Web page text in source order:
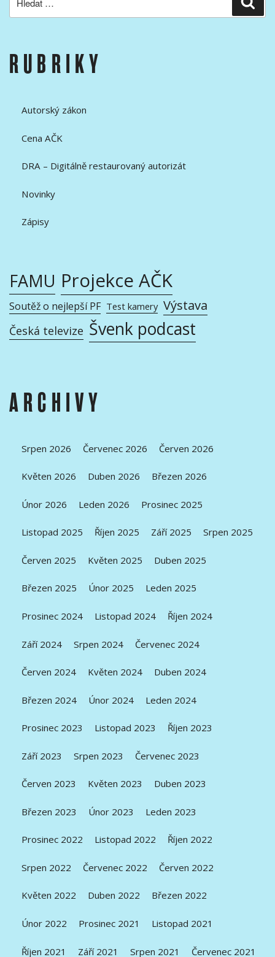
RUBRIKY
Autorský zákon
Cena AČK
DRA – Digitálně restaurovaný autorizát
Novinky
Zápisy
FAMU Projekce AČK
Soutěž o nejlepší PF Test kamery Výstava
Česká televize Švenk podcast
ARCHIVY
Srpen 2026 Červenec 2026 Červen 2026
Květen 2026 Duben 2026 Březen 2026
Únor 2026 Leden 2026 Prosinec 2025
Listopad 2025 Říjen 2025 Září 2025 Srpen 2025
Červen 2025 Květen 2025 Duben 2025
Březen 2025 Únor 2025 Leden 2025
Prosinec 2024 Listopad 2024 Říjen 2024
Září 2024 Srpen 2024 Červenec 2024
Červen 2024 Květen 2024 Duben 2024
Březen 2024 Únor 2024 Leden 2024
Prosinec 2023 Listopad 2023 Říjen 2023
Září 2023 Srpen 2023 Červenec 2023
Červen 2023 Květen 2023 Duben 2023
Březen 2023 Únor 2023 Leden 2023
Prosinec 2022 Listopad 2022 Říjen 2022
Srpen 2022 Červenec 2022 Červen 2022
Květen 2022 Duben 2022 Březen 2022
Únor 2022 Prosinec 2021 Listopad 2021
Říjen 2021 Září 2021 Srpen 2021 Červenec 2021